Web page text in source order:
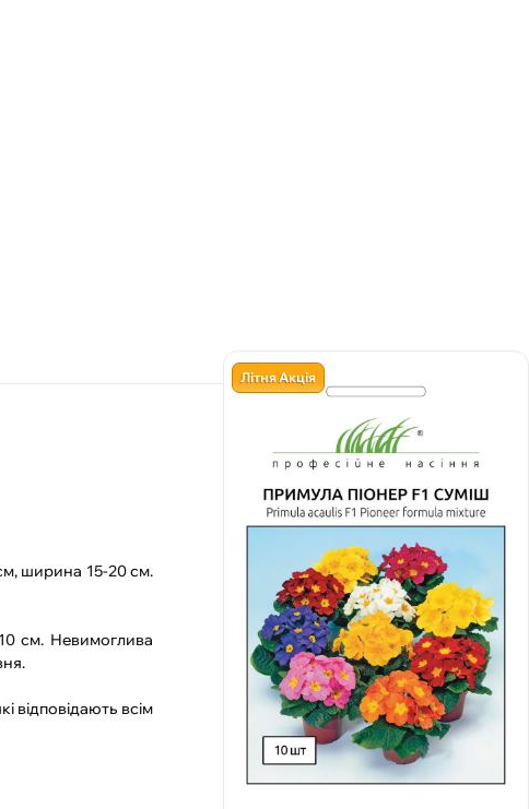
ширина 15-20 см.
см. Невимоглива
відповідають всім
Літня Акція